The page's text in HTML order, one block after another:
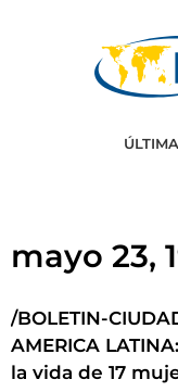
mayo 23,
/BOLETIN-
AMERICA
la vida de 17